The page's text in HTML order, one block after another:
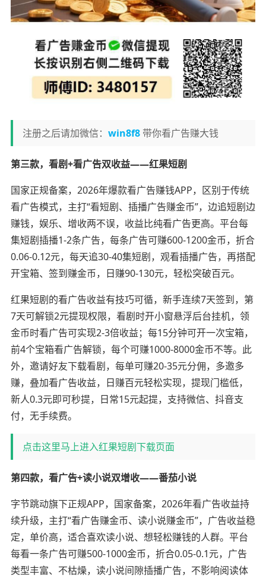
注册之后请加微信： win8f8带你看广告赚大钱
第三款，看剧+看广告双收益——红果短剧
国家正规备案，2026年爆款看广告赚钱APP，区别于传统
看广告模式，主打“看短剧、插播广告赚金币”，边追短剧边
赚钱，娱乐、增收两不误，收益比纯看广告更高。平台每
集短剧插播1-2条广告，每条广告可赚600-1200金币，折合
0.06-0.12元，每天追30-40集短剧，观看插播广告，再搭配
开宝箱、签到赚金币，日赚90-130元，轻松突破百元。
红果短剧的看广告收益有技巧可循，新手连续7天签到，第
7天可解锁2元提现权限，看剧时开小窗悬浮后台挂机，领
金币时看广告可实现2-3倍收益；每15分钟可开一次宝箱，
前4个宝箱看广告解锁，每个可赚1000-8000金币不等。此
外，邀请好友下载看剧，每单可赚20-35元分佣，多邀多
赚，叠加看广告收益，日赚百元轻松实现，提现门槛低，
新人0.3元即可秒提，日常15元起提，支持微信、抖音支
付，无手续费。
点击这里马上进入红果短剧下载页面
第四款，看广告+读小说双增收——番茄小说
字节跳动旗下正规APP，国家备案，2026年看广告收益持
续升级，主打“看广告赚金币、读小说赚金币”，广告收益稳
定，单价高，适合喜欢读小说、想轻松赚钱的人群。平台
每看一条广告可赚500-1000金币，折合0.05-0.1元，广告
类型丰富、不枯燥，读小说间隙插播广告，不影响阅读体